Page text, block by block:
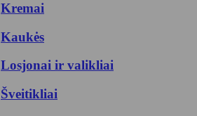
Kremai
Kaukės
Losjonai ir valikliai
Šveitikliai